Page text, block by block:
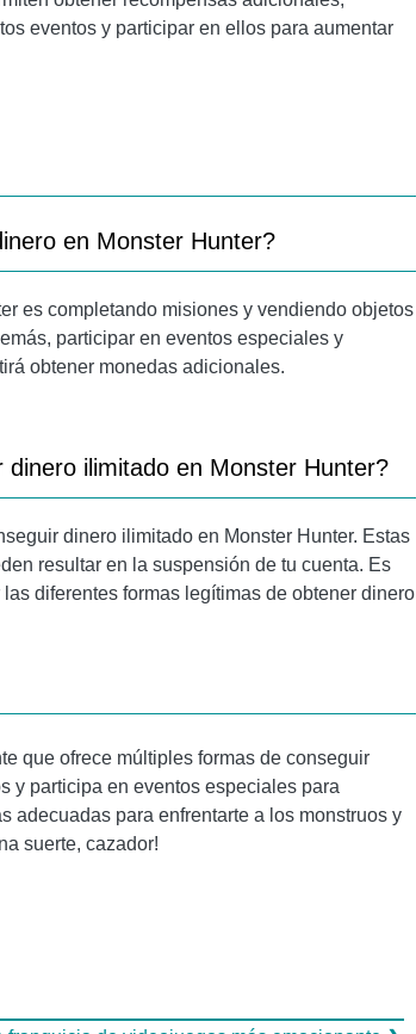
eventos y participar en ellos para aumentar
en Monster Hunter?
es completando misiones y vendiendo objetos
participar en eventos especiales y
obtener monedas adicionales.
ilimitado en Monster Hunter?
dinero ilimitado en Monster Hunter. Estas
resultar en la suspensión de tu cuenta. Es
diferentes formas legítimas de obtener dinero
que ofrece múltiples formas de conseguir
y participa en eventos especiales para
adecuadas para enfrentarte a los monstruos y
suerte, cazador!